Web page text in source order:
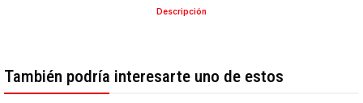
Descripción
También podría interesarte uno de estos